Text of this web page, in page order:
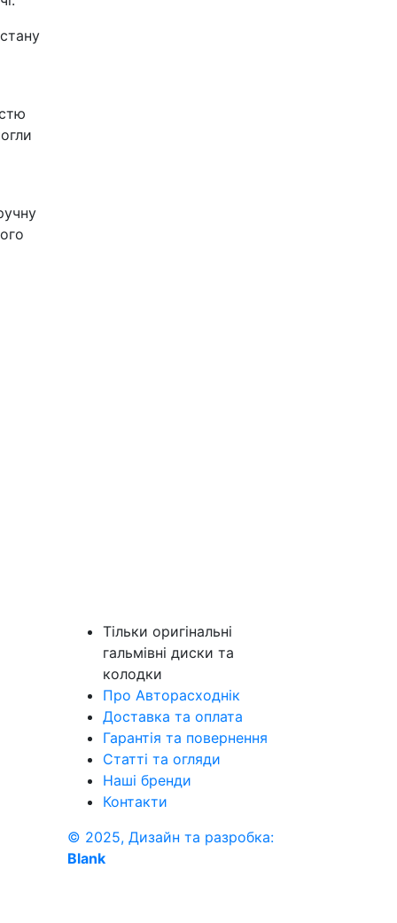
Тільки оригінальні
гальмівні диски та
колодки
Про Авторасходнік
Доставка та оплата
Гарантія та повернення
Статті та огляди
Наші бренди
Контакти
© 2025, Дизайн та разробка:
Blank